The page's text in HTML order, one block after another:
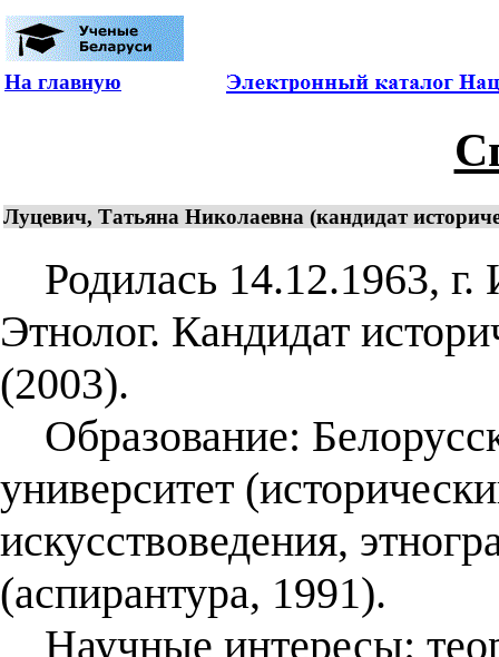
На главную
Луцевич, Татьяна Николаевна (кандидат
Родилась 14.12.1963, г.
Этнолог. Кандидат
(2003).
Образование:
университет
искусствоведения,
(аспирантура, 1991).
Научные интересы: